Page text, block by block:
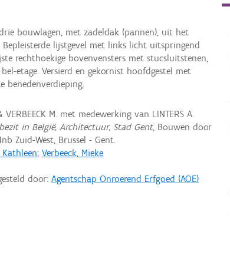
bouwlagen, met zadeldak (pannen), uit het
lijstgevel met links licht uitspringend
rechthoekige bovenvensters met stucsluitstenen,
etage. Versierd en gekornist hoofdgestel met
benedenverdieping.
VERBEECK M. met medewerking van LINTERS A.
in België, Architectuur, Stad Gent, Bouwen door
Zuid-West, Brussel - Gent.
Kathleen;Verbeeck, Mieke
door:Agentschap Onroerend Erfgoed (AOE)